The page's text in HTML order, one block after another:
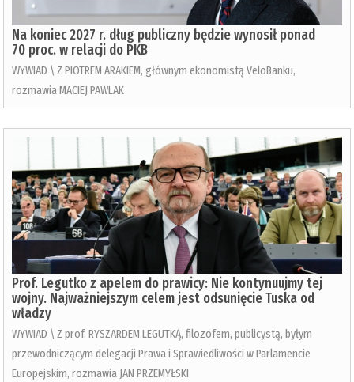
Na koniec 2027 r. dług publiczny będzie wynosił ponad
70 proc. w relacji do PKB
WYWIAD \ Z PIOTREM ARAKIEM, głównym ekonomistą VeloBanku,
rozmawia MACIEJ PAWLAK
Prof. Legutko z apelem do prawicy: Nie kontynuujmy tej
wojny. Najważniejszym celem jest odsunięcie Tuska od
władzy
WYWIAD \ Z prof. RYSZARDEM LEGUTKĄ, filozofem, publicystą, byłym
przewodniczącym delegacji Prawa i Sprawiedliwości w Parlamencie
Europejskim, rozmawia JAN PRZEMYŁSKI